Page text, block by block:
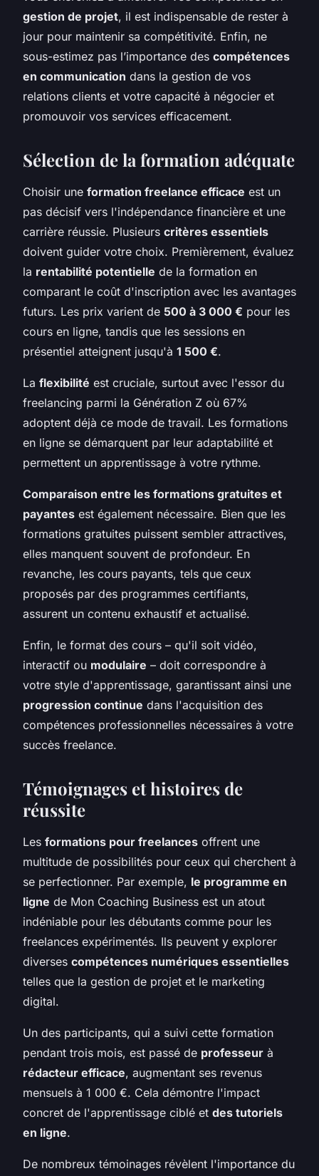
gestion de projet, il est indispensable de rester à
jour pour maintenir sa compétitivité. Enfin, ne
sous-estimez pas l’importance des compétences
en communication dans la gestion de vos
relations clients et votre capacité à négocier et
promouvoir vos services efficacement.
Sélection de la formation adéquate
Choisir une formation freelance efficace est un
pas décisif vers l'indépendance financière et une
carrière réussie. Plusieurs critères essentiels
doivent guider votre choix. Premièrement, évaluez
la rentabilité potentielle de la formation en
comparant le coût d'inscription avec les avantages
futurs. Les prix varient de 500 à 3 000 € pour les
cours en ligne, tandis que les sessions en
présentiel atteignent jusqu'à 1 500 €.
La flexibilité est cruciale, surtout avec l'essor du
freelancing parmi la Génération Z où 67%
adoptent déjà ce mode de travail. Les formations
en ligne se démarquent par leur adaptabilité et
permettent un apprentissage à votre rythme.
Comparaison entre les formations gratuites et
payantes est également nécessaire. Bien que les
formations gratuites puissent sembler attractives,
elles manquent souvent de profondeur. En
revanche, les cours payants, tels que ceux
proposés par des programmes certifiants,
assurent un contenu exhaustif et actualisé.
Enfin, le format des cours – qu'il soit vidéo,
interactif ou modulaire – doit correspondre à
votre style d'apprentissage, garantissant ainsi une
progression continue dans l'acquisition des
compétences professionnelles nécessaires à votre
succès freelance.
Témoignages et histoires de
réussite
Les formations pour freelances offrent une
multitude de possibilités pour ceux qui cherchent à
se perfectionner. Par exemple, le programme en
ligne de Mon Coaching Business est un atout
indéniable pour les débutants comme pour les
freelances expérimentés. Ils peuvent y explorer
diverses compétences numériques essentielles
telles que la gestion de projet et le marketing
digital.
Un des participants, qui a suivi cette formation
pendant trois mois, est passé de professeur à
rédacteur efficace, augmentant ses revenus
mensuels à 1 000 €. Cela démontre l'impact
concret de l'apprentissage ciblé et des tutoriels
en ligne.
De nombreux témoinages révèlent l'importance du